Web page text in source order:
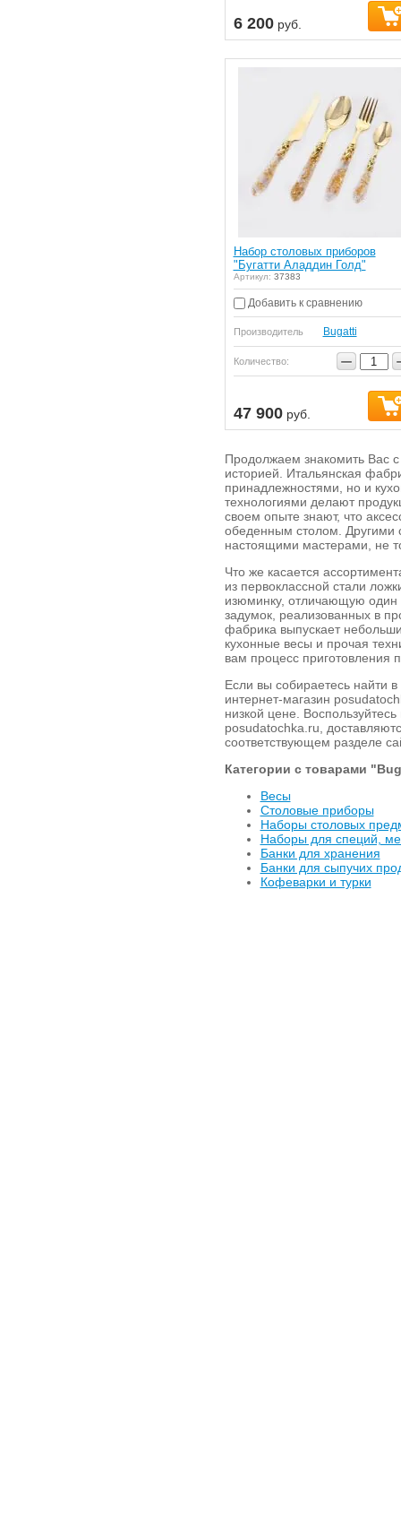
6 200руб.
Набор столовых приборов
"Бугатти Аладдин Голд"
Артикул: 37383
Добавить к сравнению
Производитель Bugatti
Количество: −
47 900руб.
Продолжаем знакомить Вас
историей. Итальянская
принадлежностями, но и
технологиями делают
своем опыте знают, что
обеденным столом. Другими
настоящими мастерами, не
Что же касается
из первоклассной стали
изюминку, отличающую один
задумок, реализованных в
фабрика выпускает
кухонные весы и прочая
вам процесс приготовления
Если вы собираетесь найти
интернет-магазин
низкой цене.
posudatochka.ru,
соответствующем разделе
Категории с товарами
Весы
Столовые приборы
Наборы столовых
Наборы для специй,
Банки для хранения
Банки для сыпучих
Кофеварки и турки